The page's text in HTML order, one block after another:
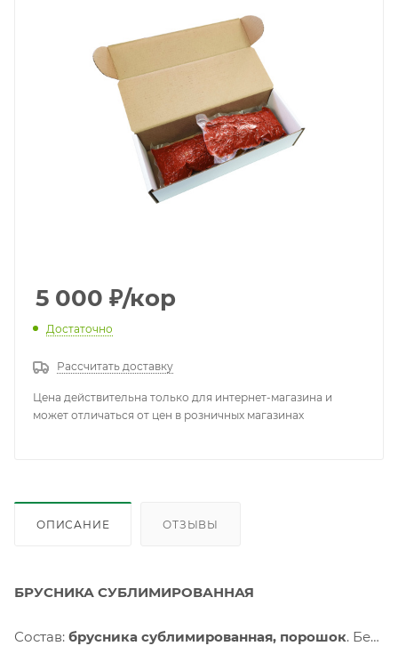
5 000 ₽/кор
Достаточно
Рассчитать доставку
Цена действительна только для интернет-магазина и
может отличаться от цен в розничных магазинах
ОПИСАНИЕ ОТЗЫВЫ
БРУСНИКА СУБЛИМИРОВАННАЯ
Состав: брусника сублимированная, порошок. Без